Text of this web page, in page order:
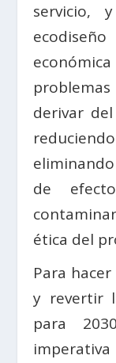
servicio,
derivar
de
ética del
Para
y revertir
para